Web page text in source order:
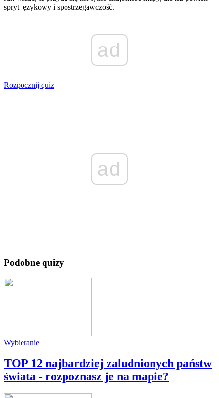
spryt językowy i spostrzegawczość.
ad
Rozpocznij quiz
ad
Podobne quizy
Wybieranie
TOP 12 najbardziej zaludnionych państw
świata - rozpoznasz je na mapie?